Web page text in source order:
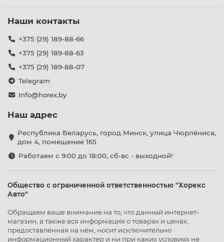
Наши контакты
+375 (29) 189-88-66
+375 (29) 189-88-63
+375 (29) 189-88-07
Telegram
Info@horex.by
Наш адрес
Республика Беларусь, город Минск, улица Чюрлёниса,
дом 4, помещение 165
Работаем с 9:00 до 18:00, сб-вс - выходной!
Общество с ограниченной ответственностью "Хорекс
Авто"
Обращаем ваше внимание на то, что данный интернет-
магазин, а также вся информация о товарах и ценах,
предоставленная на нём, носит исключительно
информационный характер и ни при каких условиях не